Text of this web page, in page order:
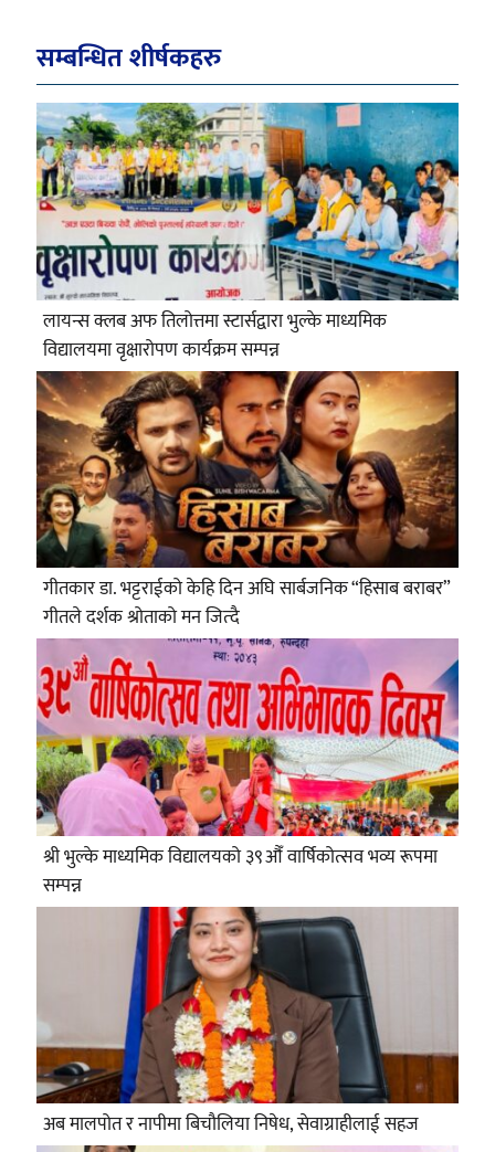
सम्बन्धित शीर्षकहरु
लायन्स क्लब अफ तिलोत्तमा स्टार्सद्वारा भुल्के माध्यमिक
विद्यालयमा वृक्षारोपण कार्यक्रम सम्पन्न
गीतकार डा. भट्टराईको केहि दिन अघि सार्बजनिक “हिसाब बराबर”
गीतले दर्शक श्रोताको मन जित्दै
श्री भुल्के माध्यमिक विद्यालयको ३९औँ वार्षिकोत्सव भव्य रूपमा
सम्पन्न
अब मालपोत र नापीमा बिचौलिया निषेध, सेवाग्राहीलाई सहज